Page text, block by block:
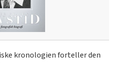
kronologien forteller den